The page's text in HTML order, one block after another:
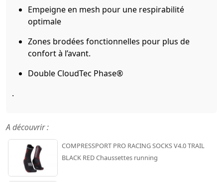
Empeigne en mesh pour une respirabilité
optimale
Zones brodées fonctionnelles pour plus de
confort à l’avant.
Double CloudTec Phase®
.
A découvrir :
COMPRESSPORT PRO RACING SOCKS V4.0 TRAIL
BLACK RED Chaussettes running